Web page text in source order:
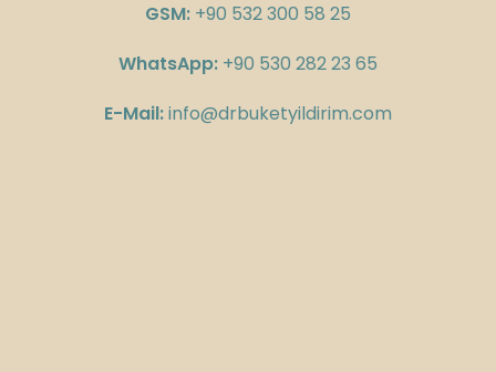
GSM: +90 532 300 58 25
WhatsApp: +90 530 282 23 65
E-Mail:info@drbuketyildirim.com